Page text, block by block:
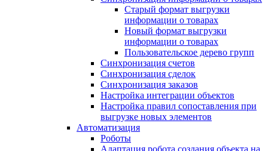
Старый формат выгрузки
информации о товарах
Новый формат выгрузки
информации о товарах
Пользовательское дерево групп
Синхронизация счетов
Синхронизация сделок
Синхронизация заказов
Настройка интеграции объектов
Настройка правил сопоставления при
выгрузке новых элементов
Автоматизация
Роботы
Адаптация робота создания объекта на